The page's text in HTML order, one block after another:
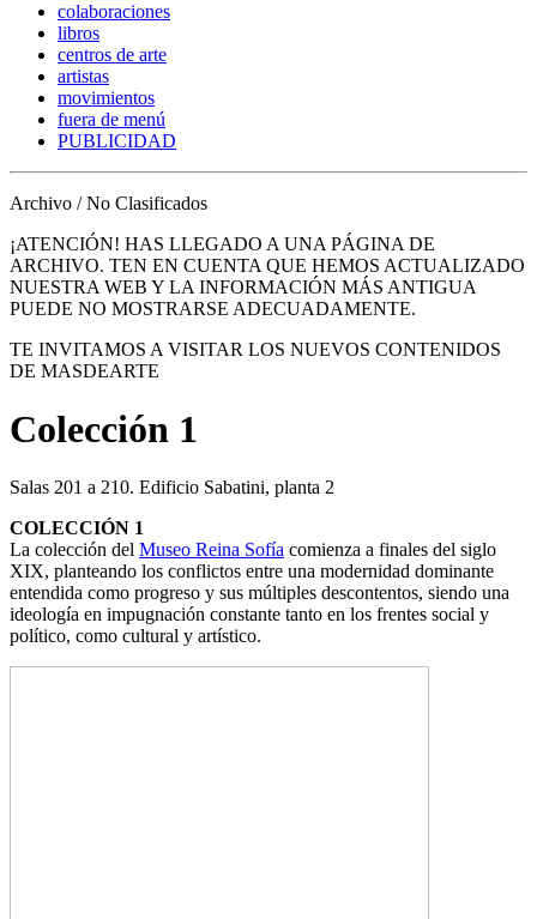
colaboraciones
libros
centros de arte
artistas
movimientos
fuera de menú
PUBLICIDAD
Archivo / No Clasificados
¡ATENCIÓN! HAS LLEGADO A UNA PÁGINA DE
ARCHIVO. TEN EN CUENTA QUE HEMOS ACTUALIZADO
NUESTRA WEB Y LA INFORMACIÓN MÁS ANTIGUA
PUEDE NO MOSTRARSE ADECUADAMENTE.
TE INVITAMOS A VISITAR LOS NUEVOS CONTENIDOS
DE MASDEARTE
Colección 1
Salas 201 a 210. Edificio Sabatini, planta 2
COLECCIÓN 1
La colección del Museo Reina Sofía comienza a finales del siglo
XIX, planteando los conflictos entre una modernidad dominante
entendida como progreso y sus múltiples descontentos, siendo una
ideología en impugnación constante tanto en los frentes social y
político, como cultural y artístico.